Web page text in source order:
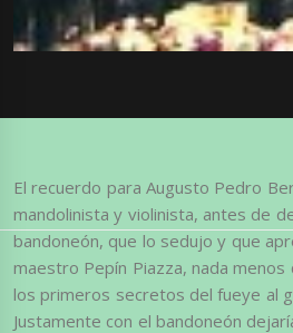
El recuerdo para Augusto Pedro
mandolinista y violinista, antes de
bandoneón, que lo sedujo y que
maestro Pepín Piazza, nada menos
los primeros secretos del fueye al
Justamente con el bandoneón